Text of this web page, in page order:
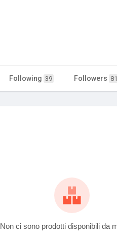
Following 39 Followers 81
Non ci sono prodotti disponibili da